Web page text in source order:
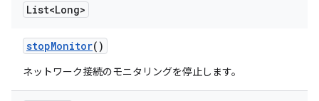
List<Long>
stopMonitor()
ネットワーク接続のモニタリングを停止します。